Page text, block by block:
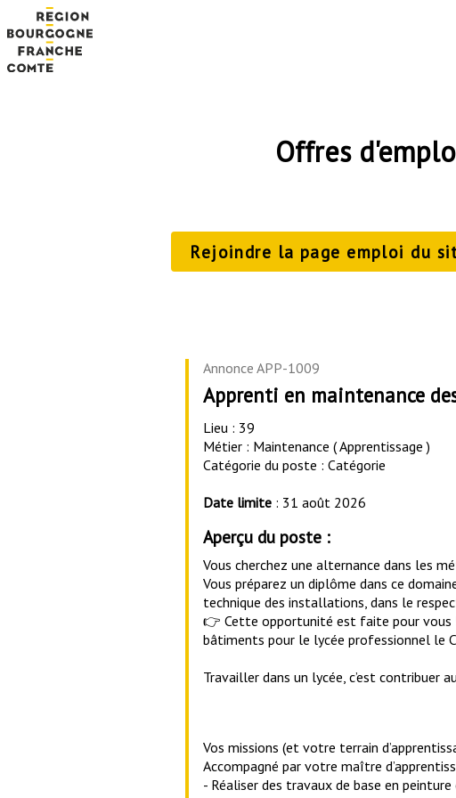
Offres
Rejoindre la page emploi du
Annonce APP-1009
Apprenti en maintenance
Lieu : 39
Métier : Maintenance ( Apprentissage )
Catégorie du poste : Catégorie
Date limite : 31 août 2026
Aperçu du poste :
Vous cherchez une alternance dans les
Vous préparez un diplôme dans ce
technique des installations, dans le
👉 Cette opportunité est faite pour vous !
bâtiments pour le lycée professionnel le
Travailler dans un lycée, c’est contribuer
Vos missions (et votre terrain
Accompagné par votre maître
- Réaliser des travaux de base en